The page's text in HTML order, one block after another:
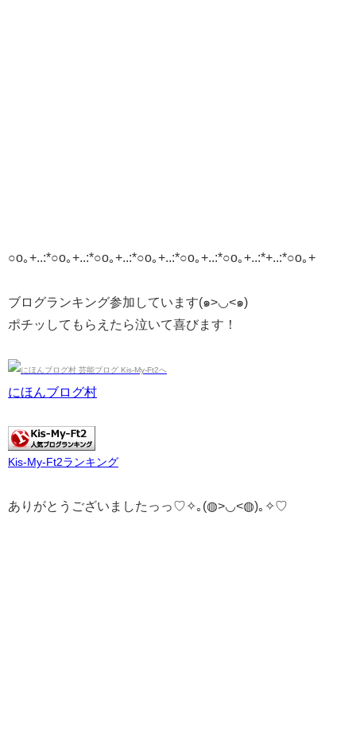
○o｡+..:*○o｡+..:*○o｡+..:*○o｡+..:*○o｡+..:*○o｡+..:*+..:*○o｡+
ブログランキング参加しています(๑>◡<๑)
ポチッしてもらえたら泣いて喜びます！
にほんブログ村
Kis-My-Ft2ランキング
ありがとうございましたっっ♡✧｡(◍>◡<◍)｡✧♡